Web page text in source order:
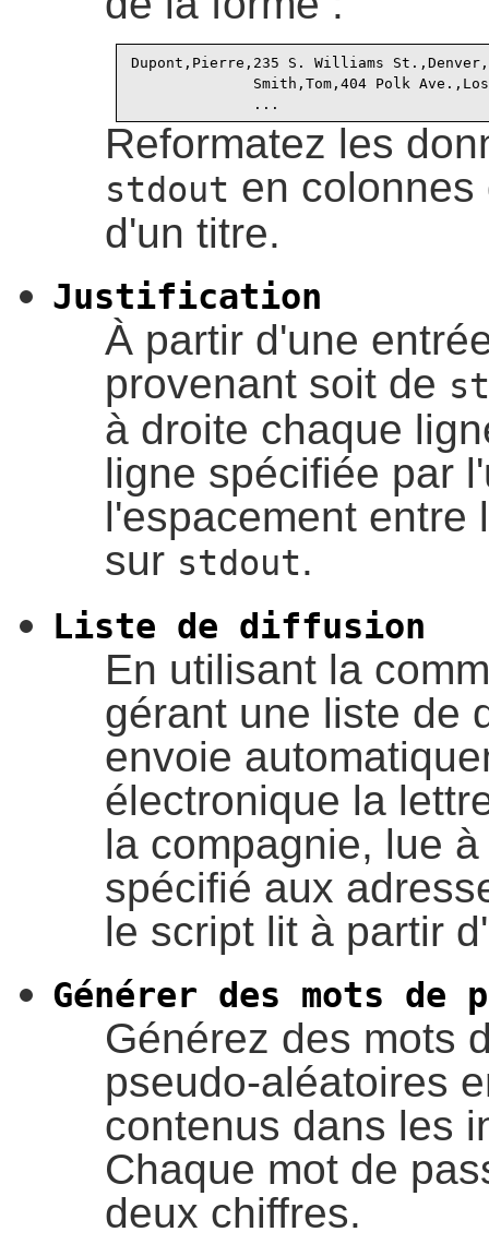
Dupont,Pierre,235 S. Williams
Smith,Tom,404 Polk
Reformatez les
stdout en colonnes
d'un titre.
Justification
À partir d'une
provenant soit de
à droite chaque
ligne spécifiée par
l'espacement entre
sur stdout.
Liste de diffusion
En utilisant la
gérant une liste de
envoie
électronique la
la compagnie, lue
spécifié aux
le script lit à partir
Générer des mots de
Générez des mots
pseudo-aléatoires
contenus dans les
Chaque mot de
deux chiffres.